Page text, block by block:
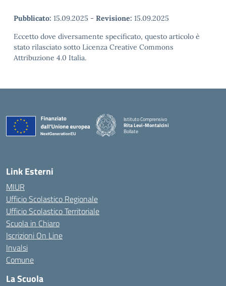
Pubblicato: 15.09.2025 - Revisione: 15.09.2025
Eccetto dove diversamente specificato, questo articolo è
stato rilasciato sotto Licenza Creative Commons
Attribuzione 4.0 Italia.
Istituto Comprensivo
Rita Levi-Montalcini
Bollate
Link Esterni
MIUR
Ufficio Scolastico Regionale
Ufficio Scolastico Territoriale
Scuola in Chiaro
Iscrizioni On Line
Invalsi
Comune
La Scuola